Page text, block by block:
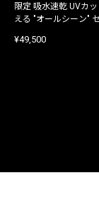
限定 吸水速乾 UVカ
える "オールシーン" セ
¥49,500